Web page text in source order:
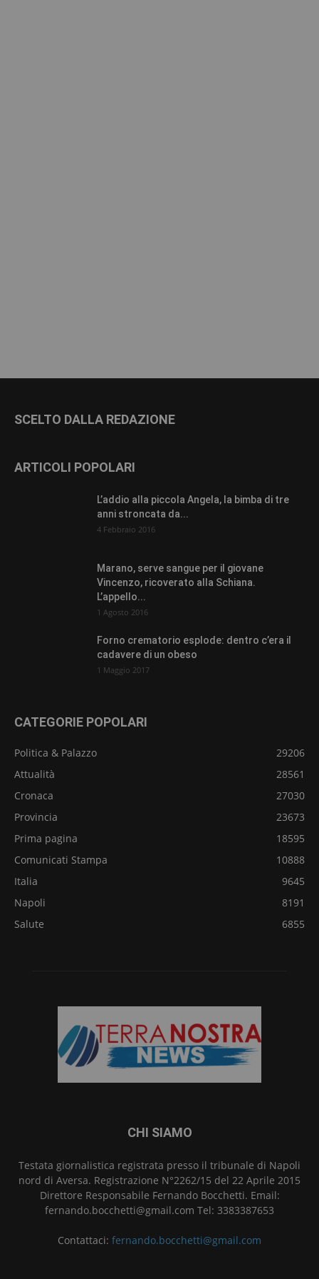
SCELTO DALLA REDAZIONE
ARTICOLI POPOLARI
L’addio alla piccola Angela, la bimba di tre
anni stroncata da...
4 Febbraio 2016
Marano, serve sangue per il giovane
Vincenzo, ricoverato alla Schiana.
L’appello...
1 Agosto 2016
Forno crematorio esplode: dentro c’era il
cadavere di un obeso
1 Maggio 2017
CATEGORIE POPOLARI
Politica & Palazzo
29206
Attualità
28561
Cronaca
27030
Provincia
23673
Prima pagina
18595
Comunicati Stampa
10888
Italia
9645
Napoli
8191
Salute
6855
CHI SIAMO
Testata giornalistica registrata presso il tribunale di Napoli
nord di Aversa. Registrazione N°2262/15 del 22 Aprile 2015
Direttore Responsabile Fernando Bocchetti. Email:
fernando.bocchetti@gmail.com Tel: 3383387653
Contattaci: fernando.bocchetti@gmail.com